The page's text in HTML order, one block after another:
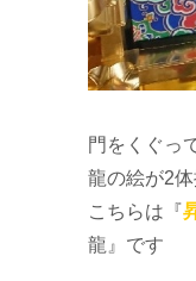
門をくぐっ
龍の絵が2
こちらは『
龍』です